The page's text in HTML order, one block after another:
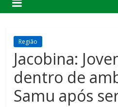
Região
Jacobina:
dentro de
Samu após